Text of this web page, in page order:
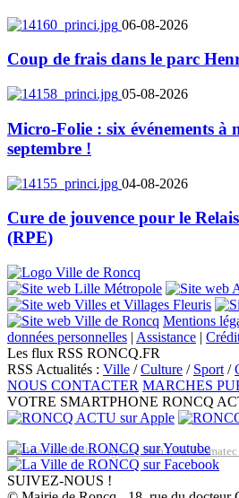
06-08-2026
Coup de frais dans le parc
05-08-2026
Micro-Folie : six événements à
septembre !
04-08-2026
Cure de jouvence pour le
(RPE)
Mentions
données personnelles | Assistance |
Les flux RSS RONCQ.FR
RSS Actualités : Ville /Culture / Sport /
NOUS CONTACTER MARCHES
VOTRE SMARTPHONE RONCQ
Réalisation du site: Agence Web Lille
SUIVEZ-NOUS !